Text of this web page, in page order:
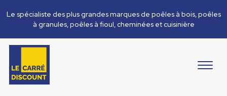
Le spécialiste des plus grandes marques de poêles à bois, poêles
à granules, poêles à fioul, cheminées et cuisinière